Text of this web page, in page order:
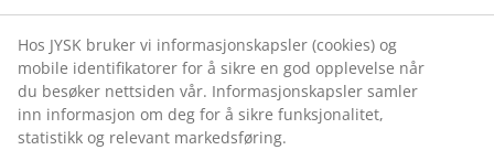
Hos JYSK bruker vi informasjonskapsler (cookies) og
mobile identifikatorer for å sikre en god opplevelse når
du besøker nettsiden vår. Informasjonskapsler samler
inn informasjon om deg for å sikre funksjonalitet,
statistikk og relevant markedsføring.